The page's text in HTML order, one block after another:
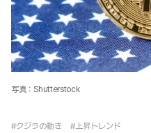
写真：Shutterstock
#クジラの動き #上昇トレンド